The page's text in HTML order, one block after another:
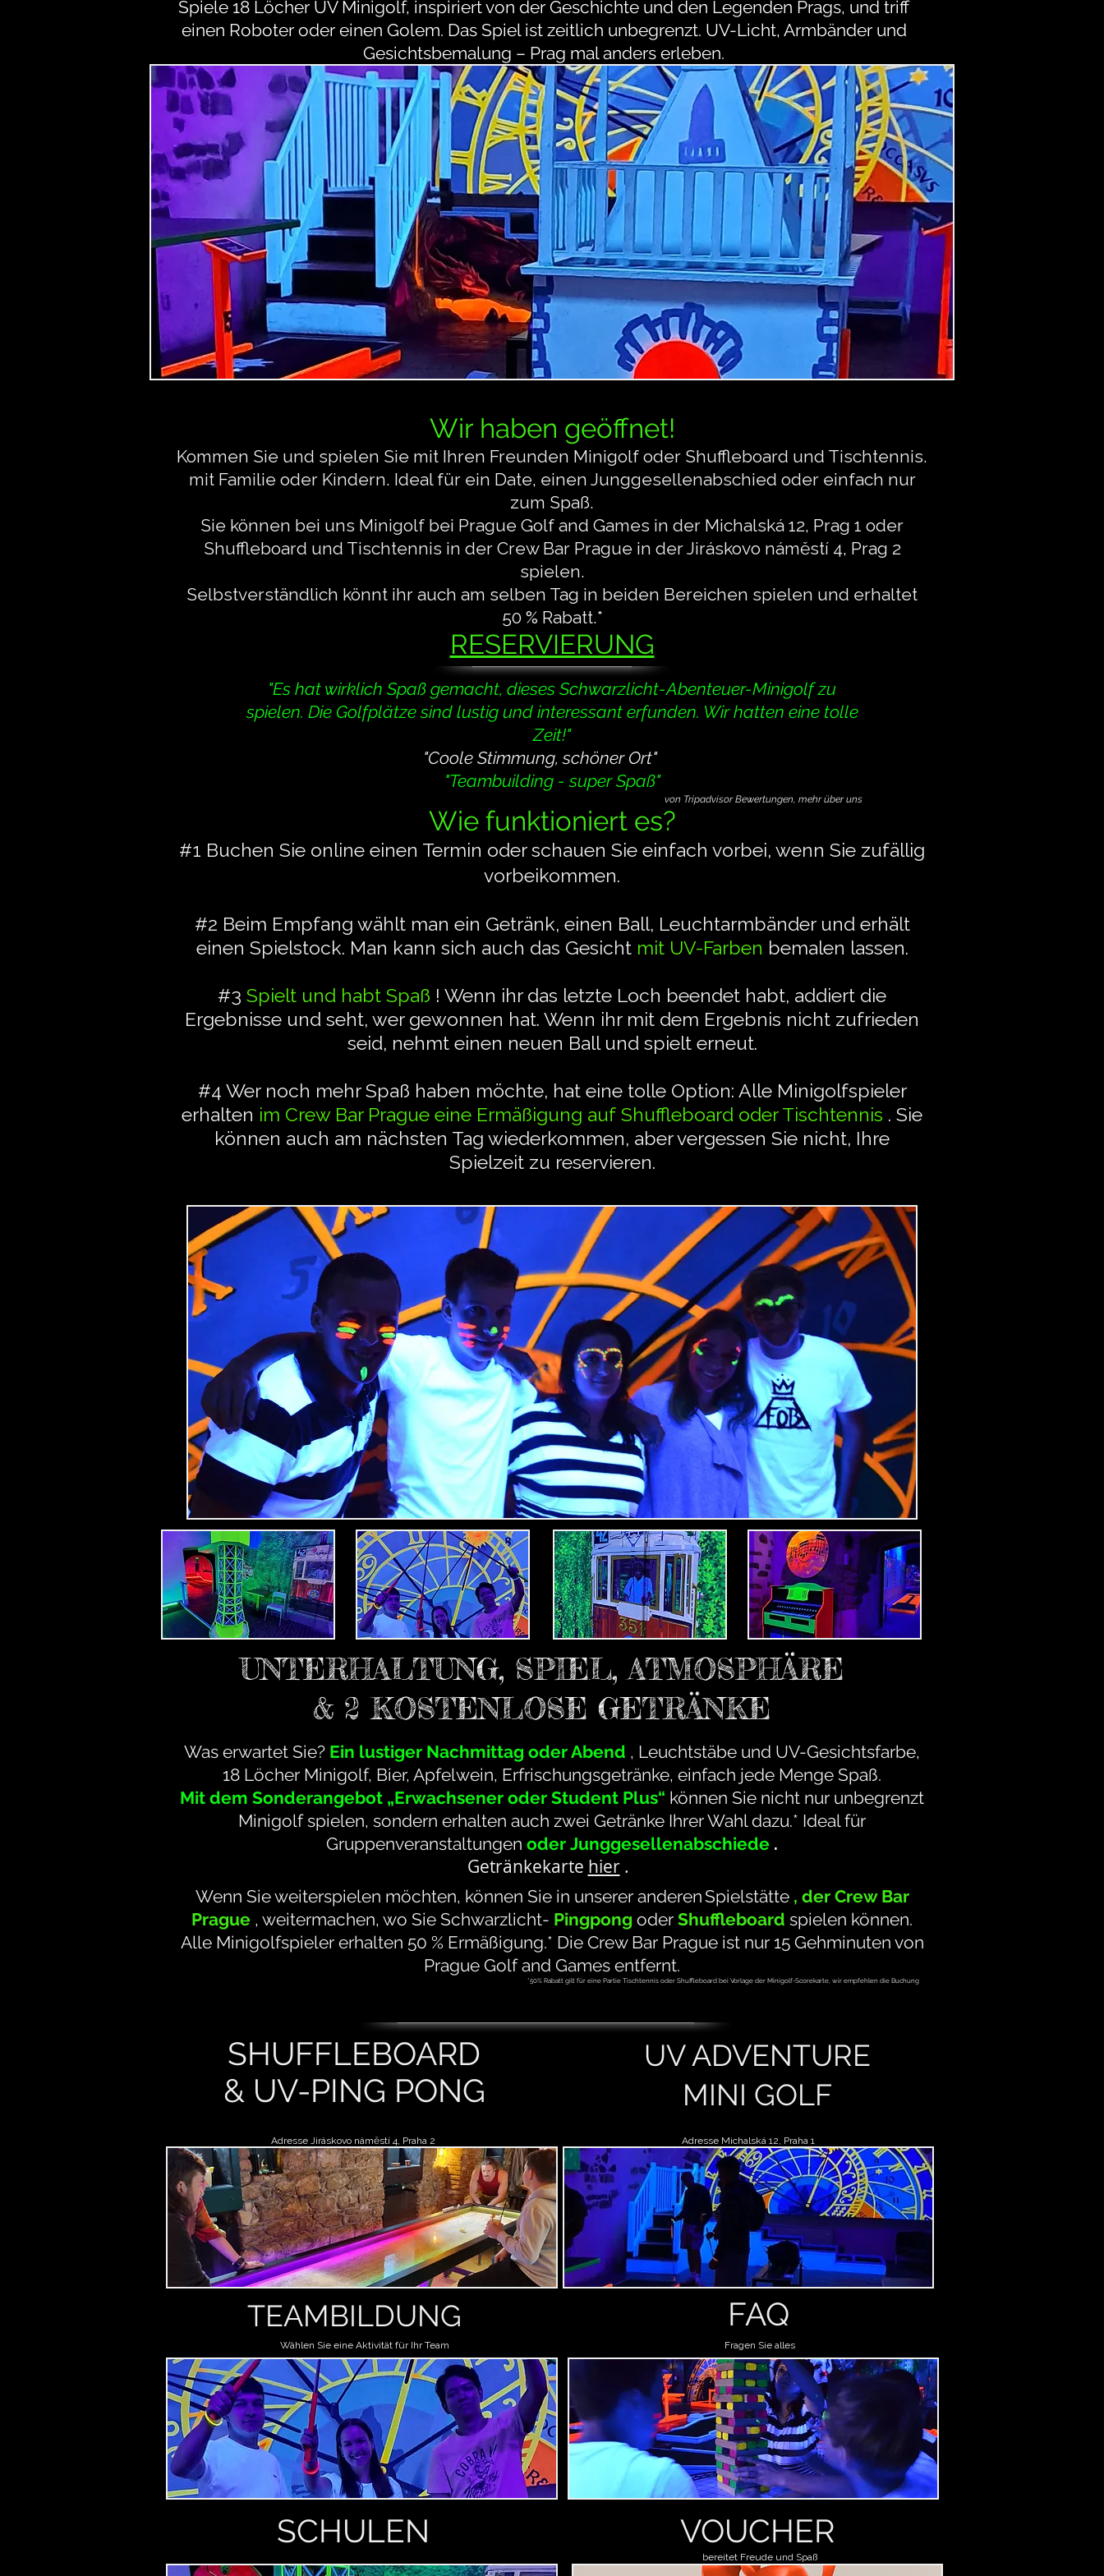
Spiele 18 Löcher UV Minigolf, inspiriert von der Geschichte und den Legenden Prags, und triff
einen Roboter oder einen Golem. Das Spiel ist zeitlich unbegrenzt. UV-Licht, Armbänder und
Gesichtsbemalung – Prag mal anders erleben.
Wir haben geöffnet!
Kommen Sie und spielen Sie mit Ihren Freunden Minigolf oder Shuffleboard und Tischtennis.
mit Familie oder Kindern. Ideal für ein Date, einen Junggesellenabschied oder einfach nur
zum Spaß.
Sie können bei uns Minigolf bei Prague Golf and Games in der Michalská 12, Prag 1 oder
Shuffleboard und Tischtennis in der Crew Bar Prague in der Jiráskovo náměstí 4, Prag 2
spielen.
Selbstverständlich könnt ihr auch am selben Tag in beiden Bereichen spielen und erhaltet
50 % Rabatt.*
RESERVIERUNG
"Es hat wirklich Spaß gemacht, dieses Schwarzlicht-Abenteuer-Minigolf zu
spielen. Die Golfplätze sind lustig und interessant erfunden. Wir hatten eine tolle
Zeit!"
"Coole Stimmung, schöner Ort"
"Teambuilding - super Spaß"
von Tripadvisor Bewertungen, mehr über uns
Wie funktioniert es?
#1 Buchen Sie online einen Termin oder schauen Sie einfach vorbei, wenn Sie zufällig
vorbeikommen.
#2 Beim Empfang wählt man ein Getränk, einen Ball, Leuchtarmbänder und erhält
einen Spielstock. Man kann sich auch das Gesicht mit UV-Farben bemalen lassen.
#3 Spielt und habt Spaß ! Wenn ihr das letzte Loch beendet habt, addiert die
Ergebnisse und seht, wer gewonnen hat. Wenn ihr mit dem Ergebnis nicht zufrieden
seid, nehmt einen neuen Ball und spielt erneut.
#4 Wer noch mehr Spaß haben möchte, hat eine tolle Option: Alle Minigolfspieler
erhalten im Crew Bar Prague eine Ermäßigung auf Shuffleboard oder Tischtennis . Sie
können auch am nächsten Tag wiederkommen, aber vergessen Sie nicht, Ihre
Spielzeit zu reservieren.
UNTERHALTUNG, SPIEL, ATMOSPHÄRE
& 2 KOSTENLOSE GETRÄNKE
Was erwartet Sie? Ein lustiger Nachmittag oder Abend , Leuchtstäbe und UV-Gesichtsfarbe,
18 Löcher Minigolf, Bier, Apfelwein, Erfrischungsgetränke, einfach jede Menge Spaß.
Mit dem Sonderangebot „Erwachsener oder Student Plus“ können Sie nicht nur unbegrenzt
Minigolf spielen, sondern erhalten auch zwei Getränke Ihrer Wahl dazu.* Ideal für
Gruppenveranstaltungen oder Junggesellenabschiede .
Getränkekarte hier.
Wenn Sie weiterspielen möchten, können Sie in unserer anderen Spielstätte , der Crew Bar
Prague , weitermachen, wo Sie Schwarzlicht- Pingpong oder Shuffleboard spielen können.
Alle Minigolfspieler erhalten 50 % Ermäßigung.* Die Crew Bar Prague ist nur 15 Gehminuten von
Prague Golf and Games entfernt.
*50% Rabatt gilt für eine Partie Tischtennis oder Shuffleboard bei Vorlage der Minigolf-Scorekarte, wir empfehlen die Buchung
SHUFFLEBOARD
& UV-PING PONG
Adresse Jiráskovo náměstí 4, Praha 2
TEAMBILDUNG
Wählen Sie eine Aktivität für Ihr Team
SCHULEN
UV ADVENTURE
MINI GOLF
Adresse Michalská 12, Praha 1
FAQ
Fragen Sie alles
VOUCHER
bereitet Freude und Spaß